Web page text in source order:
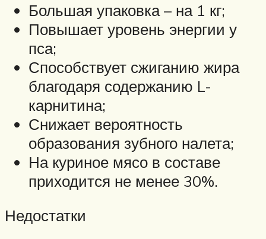
Большая упаковка – на 1 кг;
Повышает уровень энергии у
пса;
Способствует сжиганию жира
благодаря содержанию L-
карнитина;
Снижает вероятность
образования зубного налета;
На куриное мясо в составе
приходится не менее 30%.
Недостатки